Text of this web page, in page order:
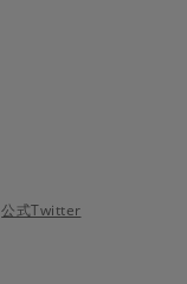
公式Twitter